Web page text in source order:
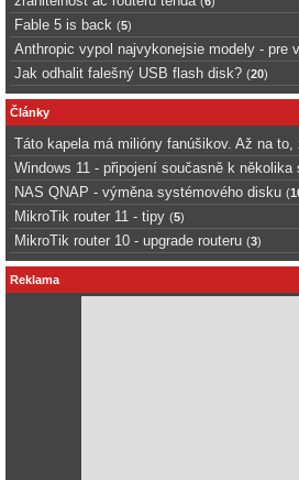
Fable 5 is back (5)
Anthropic vypol najvykonejsie modely - pre
Jak odhalit falešný USB flash disk? (20)
Články
Táto kapela má milióny fanúšikov. Až na to,
Windows 11 - připojení současně k několika
NAS QNAP - výměna systémového disku (
MikroTik router 11 - tipy (5)
MikroTik router 10 - upgrade routeru (3)
Reklama